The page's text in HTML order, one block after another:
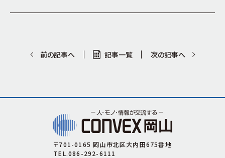
前の記事へ 記事一覧 次の記事へ
〒701-0165 岡山市北区大内田675番地
TEL.086-292-6111